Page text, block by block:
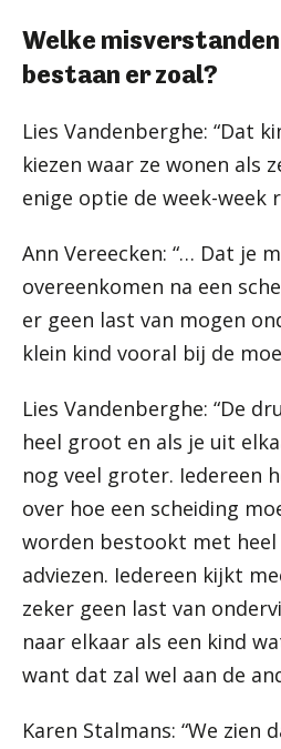
Welke
bestaan er zoal?
Lies Vandenberghe: “Dat
kiezen waar ze wonen als
enige optie de week-week
Ann Vereecken: “… Dat je
overeenkomen na een
er geen last van mogen
klein kind vooral bij de
Lies Vandenberghe: “De
heel groot en als je uit
nog veel groter. Iedereen
over hoe een scheiding
worden bestookt met heel
adviezen. Iedereen kijkt
zeker geen last van
naar elkaar als een kind
want dat zal wel aan de
Karen Stalmans: “We zien